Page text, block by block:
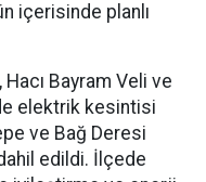
içerisinde planlı
Hacı Bayram Veli ve
elektrik kesintisi
ve Bağ Deresi
edildi. İlçede